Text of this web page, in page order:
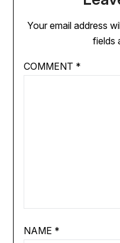
Your email address
fields
COMMENT *
NAME *